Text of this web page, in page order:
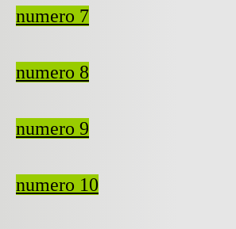
numero 7
numero 8
numero 9
numero 10